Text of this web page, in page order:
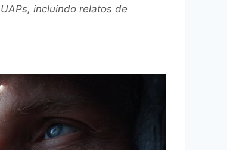
incluindo relatos de